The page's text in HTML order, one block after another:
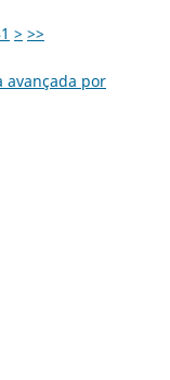
> >>
avançada por